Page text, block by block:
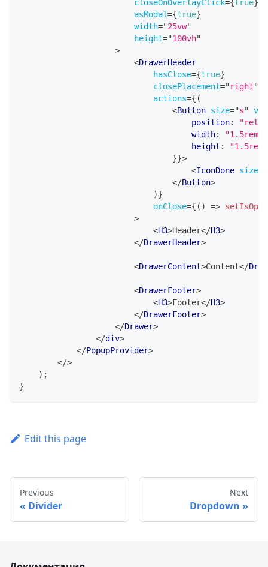
closeOnOverlayClick={true}
asModal={true}
width="25vw"
height="100vh"
>
<DrawerHeader
hasClose={true}
closePlacement="right"
actions={ (
<Button size="s"
                                    position
:
                                    width
: "1.5rem"
                                    height
:
"1.5rem"
}}>
<IconDone size
</Button>
)}
onClose={ ( ) =>
>
<H3>Header</H3>
</DrawerHeader>
<DrawerContent>Content</
<DrawerFooter>
<H3>Footer</H3>
</DrawerFooter>
</Drawer>
</div>
</PopupProvider>
</>
) ;
}
Edit this page
Previous
Divider
Next
Dropdown